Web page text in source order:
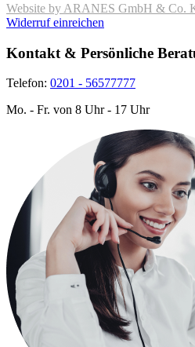
Website by ARANES GmbH & Co.
Widerruf einreichen
Kontakt & Persönliche
Telefon: 0201 - 56577777
Mo. - Fr. von 8 Uhr - 17 Uhr